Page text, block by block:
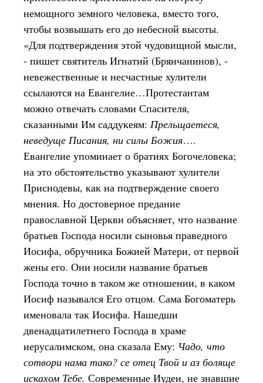
немощного земного человека, вместо того,
чтобы возвышать его до небесной высоты.
«Для подтверждения этой чудовищной мысли,
- пишет святитель Игнатий (Брянчанинов), -
невежественные и несчастные хулители
ссылаются на Евангелие…Протестантам
можно отвечать словами Спасителя,
сказанными Им саддукеям: Прельщаетеся,
неведуще Писания, ни силы Божия….
Евангелие упоминает о братиях Богочеловека;
на это обстоятельство указывают хулители
Приснодевы, как на подтверждение своего
мнения. Но достоверное предание
православной Церкви объясняет, что название
братьев Господа носили сыновья праведного
Иосифа, обручника Божией Матери, от первой
жены его. Они носили название братьев
Господа точно в таком же отношении, в каком
Иосиф назывался Его отцом. Сама Богоматерь
именовала так Иосифа. Нашедши
двенадцатилетнего Господа в храме
иерусалимском, она сказала Ему: Чадо, что
сотвори нама тако? се отец Твой и аз боляще
искахом Тебе. Современные Иудеи, не знавшие